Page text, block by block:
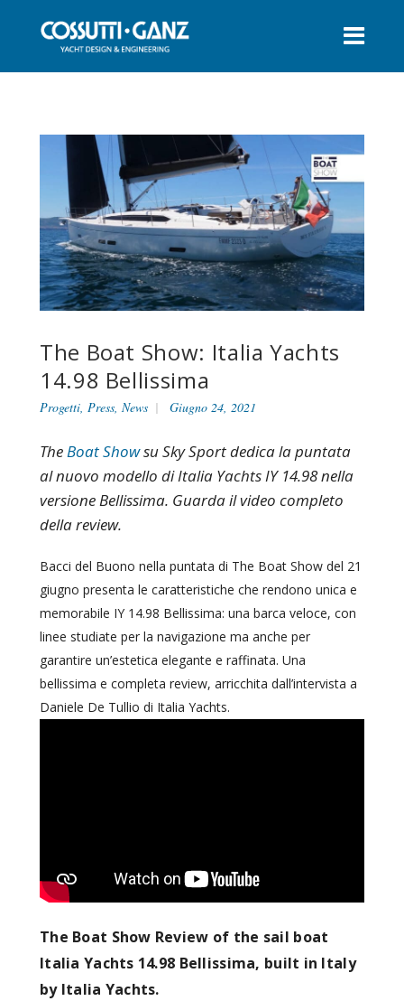
The Boat Show: Italia Yachts
14.98 Bellissima
Progetti Press News Giugno 24, 2021
The Boat Showsu Sky Sport dedica la puntata
al nuovo modello di Italia Yachts IY 14.98 nella
versione Bellissima. Guarda il video completo
della review.
Bacci del Buono nella puntata di The Boat Show del 21
giugno presenta le caratteristiche che rendono unica e
memorabile IY 14.98 Bellissima: una barca veloce, con
linee studiate per la navigazione ma anche per
garantire un’estetica elegante e raffinata. Una
bellissima e completa review, arricchita dall’intervista a
Daniele De Tullio di Italia Yachts.
The Boat Show Review of the sail boat
Italia Yachts 14.98 Bellissima, built in Italy
by Italia Yachts.